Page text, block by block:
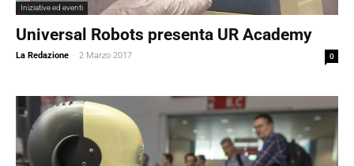
Iniziative ed eventi
Universal Robots presenta UR Academy
La Redazione - 2 Marzo 2017 0